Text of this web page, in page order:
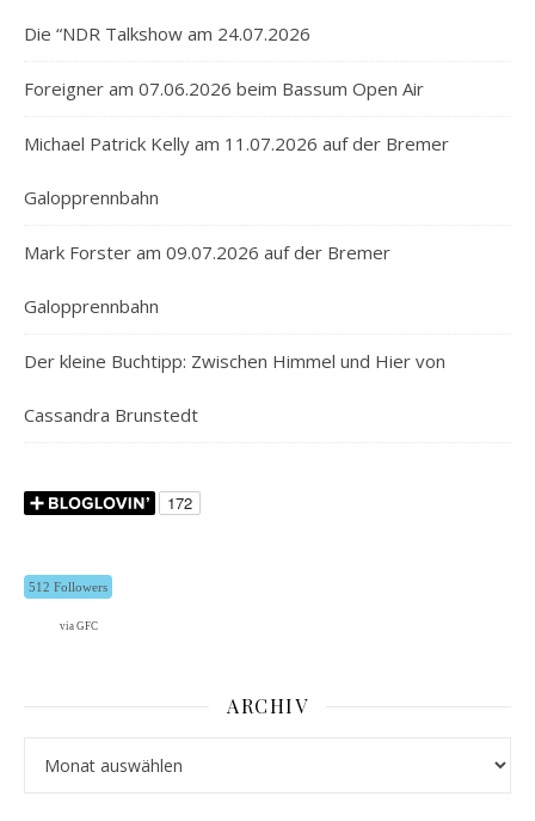
Die “NDR Talkshow am 24.07.2026
Foreigner am 07.06.2026 beim Bassum Open Air
Michael Patrick Kelly am 11.07.2026 auf der Bremer
Galopprennbahn
Mark Forster am 09.07.2026 auf der Bremer
Galopprennbahn
Der kleine Buchtipp: Zwischen Himmel und Hier von
Cassandra Brunstedt
512 Followers
via GFC
ARCHIV